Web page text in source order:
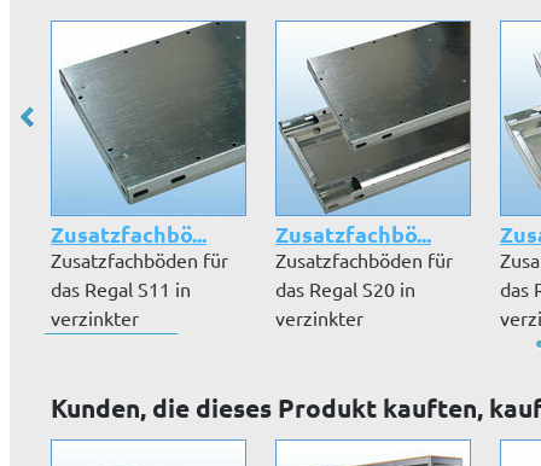
Zusatzfachbö...
Zusatzfachböden für
das Regal S11 in
verzinkter
Zusatzfachbö...
Zusatzfachböden für
das Regal S20 in
verzinkter
das
Kunden, die dieses Produkt kauften,